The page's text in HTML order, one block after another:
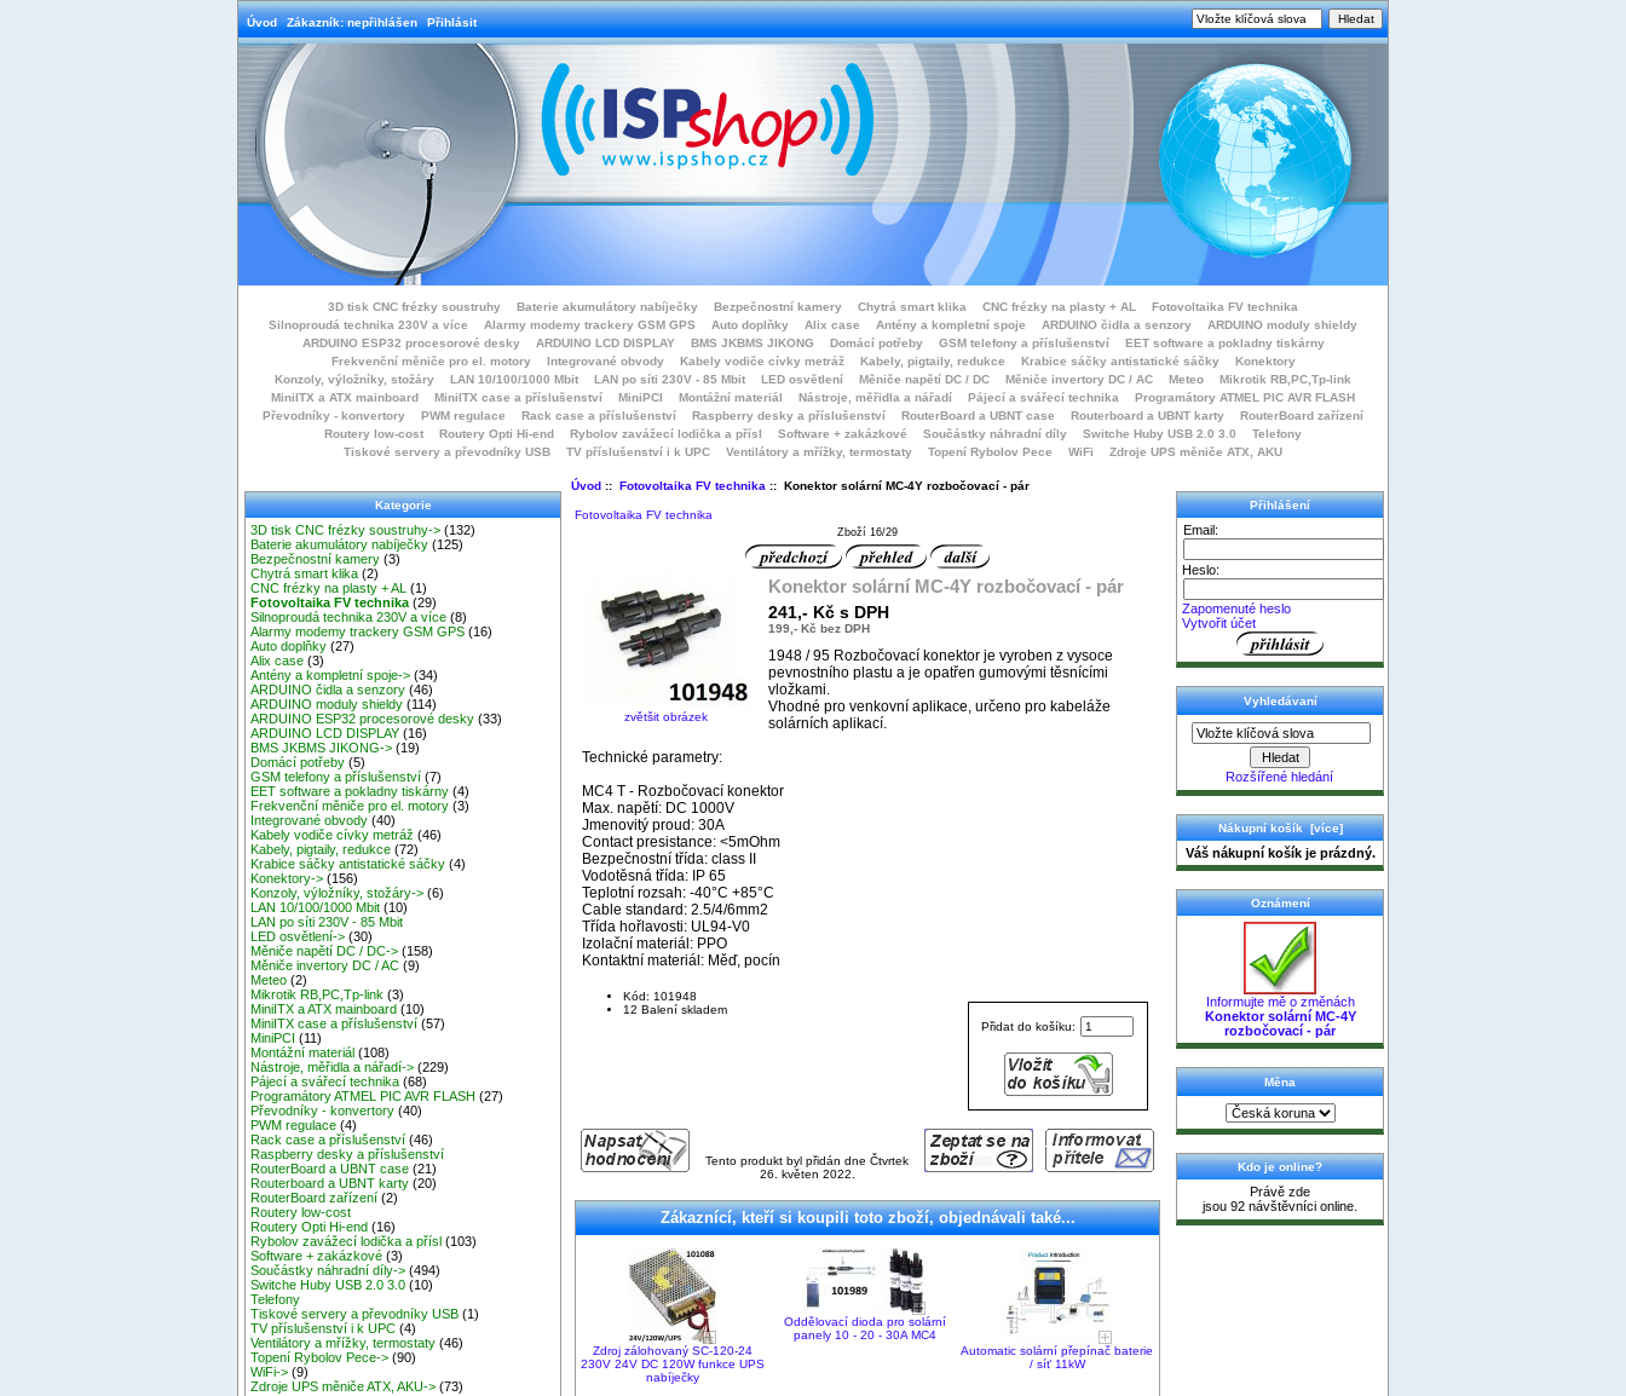
Úvod Zákazník: nepřihlášen Přihlásit
3D tisk CNC frézky soustruhy Baterie akumulátory nabíječky Bezpečnostní kamery Chytrá smart klika CNC frézky na plasty + AL
Fotovoltaika FV technika
Silnoproudá technika 230V a více
Alarmy modemy trackery GSM GPS Auto doplňky Alix case Antény a kompletní spoje ARDUINO čidla a senzory
ARDUINO moduly shieldy
ARDUINO ESP32 procesorové desky
ARDUINO LCD DISPLAY BMS JKBMS JIKONG Domácí potřeby GSM telefony a příslušenství
EET software a pokladny tiskárny
Frekvenční měniče pro el. motory
Integrované obvody Kabely vodiče cívky metráž Kabely, pigtaily, redukce Krabice sáčky antistatické sáčky
Konektory
Konzoly, výložníky, stožáry
LAN 10/100/1000 Mbit LAN po síti 230V - 85 Mbit LED osvětlení Měniče napětí DC / DC Měniče invertory DC / AC Meteo
Mikrotik RB,PC,Tp-link
MiniITX a ATX mainboard
MiniITX case a příslušenství MiniPCI Montážní materiál Nástroje, měřidla a nářadí Pájecí a svářecí technika
Programátory ATMEL PIC AVR FLASH
Převodníky - konvertory
PWM regulace Rack case a příslušenství Raspberry desky a příslušenství RouterBoard a UBNT case Routerboard a UBNT karty
RouterBoard zařízení
Routery low-cost
Routery Opti Hi-end Rybolov zavážecí lodička a přísl Software + zakázkové Součástky náhradní díly Switche Huby USB 2.0 3.0
Telefony
Tiskové servery a převodníky USB
TV příslušenství i k UPC Ventilátory a mřížky, termostaty Topení Rybolov Pece WiFi Zdroje UPS měniče ATX, AKU
Kategorie
3D tisk CNC frézky soustruhy-> (132)
Baterie akumulátory nabíječky (125)
Bezpečnostní kamery (3)
Chytrá smart klika (2)
CNC frézky na plasty + AL
(1)
Fotovoltaika FV technika (29)
Silnoproudá technika 230V a více (8)
Alarmy modemy trackery GSM GPS (16)
Auto doplňky (27)
Alix case (3)
Antény a kompletní spoje-> (34)
ARDUINO čidla a senzory (46)
ARDUINO moduly shieldy (114)
ARDUINO ESP32 procesorové desky (33)
ARDUINO LCD DISPLAY (16)
BMS JKBMS JIKONG-> (19)
Domácí potřeby (5)
GSM telefony a příslušenství (7)
EET software a pokladny tiskárny (4)
Frekvenční měniče pro el. motory (3)
Integrované obvody (40)
Kabely vodiče cívky metráž (46)
Kabely, pigtaily, redukce (72)
Krabice sáčky antistatické sáčky (4)
Konektory-> (156)
Konzoly, výložníky, stožáry-> (6)
LAN 10/100/1000 Mbit (10)
LAN po síti 230V - 85 Mbit
LED osvětlení-> (30)
Měniče napětí DC / DC-> (158)
Měniče invertory DC / AC (9)
Meteo (2)
Mikrotik RB,PC,Tp-link (3)
MiniITX a ATX mainboard (10)
MiniITX case a příslušenství (57)
MiniPCI (11)
Montážní materiál (108)
Nástroje, měřidla a nářadí-> (229)
Pájecí a svářecí technika (68)
Programátory ATMEL PIC AVR FLASH (27)
Převodníky - konvertory (40)
PWM regulace (4)
Rack case a příslušenství (46)
Raspberry desky a příslušenství
RouterBoard a UBNT case (21)
Routerboard a UBNT karty (20)
RouterBoard zařízení (2)
Routery low-cost
Routery Opti Hi-end (16)
Rybolov zavážecí lodička a přísl (103)
Software + zakázkové (3)
Součástky náhradní díly-> (494)
Switche Huby USB 2.0 3.0 (10)
Telefony
Tiskové servery a převodníky USB (1)
TV příslušenství i k UPC (4)
Ventilátory a mřížky, termostaty (46)
Topení Rybolov Pece-> (90)
WiFi-> (9)
Zdroje UPS měniče ATX, AKU-> (73)
Úvod:: Fotovoltaika FV technika :: Konektor solární MC-4Y rozbočovací - pár
Fotovoltaika FV technika
Zboží 16/29
zvětšit obrázek
Konektor solární MC-4Y rozbočovací - pár
241,- Kč s DPH
199,- Kč bez DPH
1948 / 95 Rozbočovací konektor je vyroben z vysoce
pevnostního plastu a je opatřen gumovými těsnícími
vložkami.
Vhodné pro venkovní aplikace, určeno pro kabeláže
solárních aplikací.
Technické parametry:
MC4 T - Rozbočovací konektor
Max. napětí: DC 1000V
Jmenovitý proud: 30A
Contact presistance: <5mOhm
Bezpečnostní třída: class II
Vodotěsná třída: IP 65
Teplotní rozsah: -40°C +85°C
Cable standard: 2.5/4/6mm2
Třída hořlavosti: UL94-V0
Izolační materiál: PPO
Kontaktní materiál: Měď, pocín
Přidat do košíku:
Kód: 101948
12 Balení skladem
Tento produkt byl přidán dne Čtvrtek
26. květen 2022.
Zákaznící, kteří si koupili toto zboží, objednávali také...
Zdroj zálohovaný SC-120-24
230V 24V DC 120W funkce UPS
nabíječky
Oddělovací dioda pro solární
panely 10 - 20 - 30A MC4
Automatic solární přepínač baterie
/ síť 11kW
Přihlášení
Email:
Heslo:
Zapomenuté heslo
Vytvořit účet
Vyhledávaní
Rozšířené hledání
Nákupní košík [více]
Váš nákupní košík je prázdný.
Oznámení
Informujte mě o změnách
Konektor solární MC-4Y
rozbočovací - pár
Měna
Kdo je online?
Právě zde
jsou 92 návštěvníci online.